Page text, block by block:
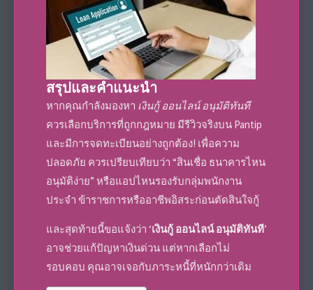
สรุปและคำแนะนำ
หากคุณกำลังมองหา เงินกู้ ออนไลน์ อนุมัติทันที
ควรเลือกบริการที่ถูกกฎหมาย มีรีวิวจริงบน Pantip
และมีการจดทะเบียนอย่างถูกต้อง! เพื่อความ
ปลอดภัย ควรเปรียบเทียบว่า “สินเชื่อ ธนาคารไหน
อนุมัติง่าย” หรือแอปไหนรองรับกลุ่มพนักงาน
ประจำ ข้าราชการหรืออาชีพอิสระก่อนตัดสินใจกู้
และสุดท้ายนี้ขอแจ้งว่า ‘เงินกู้ ออนไลน์ อนุมัติทันที’
อาจช่วยแก้ปัญหาเงินด่วน แต่หากเลือกไม่
รอบคอบ คุณอาจเจอกับภาระหนี้ที่หนักกว่าเดิม